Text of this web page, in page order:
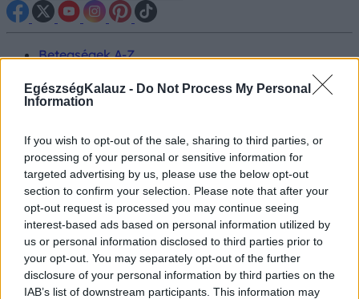
EgészségKalauz - Do Not Process My Personal
Information
If you wish to opt-out of the sale, sharing to third parties, or
processing of your personal or sensitive information for
targeted advertising by us, please use the below opt-out
section to confirm your selection. Please note that after your
opt-out request is processed you may continue seeing
interest-based ads based on personal information utilized by
us or personal information disclosed to third parties prior to
your opt-out. You may separately opt-out of the further
disclosure of your personal information by third parties on the
IAB’s list of downstream participants. This information may
Betegségek A-Z
Vizsgálat
Kezelés
Kutatás
Prevenció
Hírek
Videók
Kisállatok egészsége
#influenza
#cukorbetegség
#orvosmeteorológia
#vérnyomás #stroke #rákbetegség
#pajzsmirigy #reflux #ekcéma #herpesz
Regisztráció